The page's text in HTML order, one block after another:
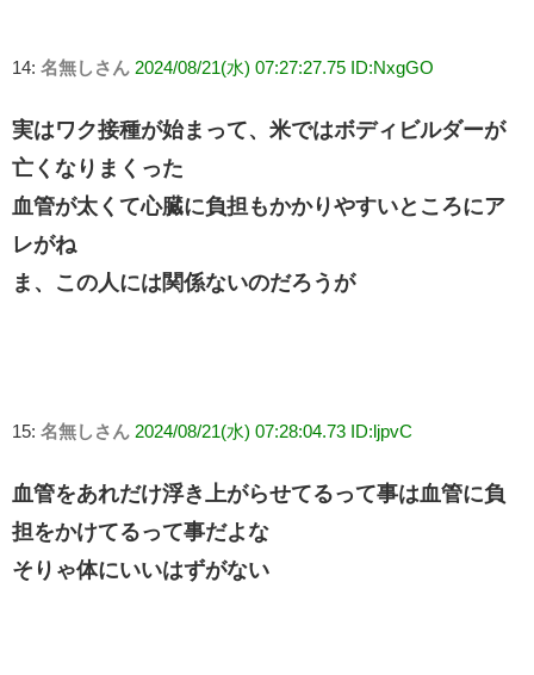
14: 名無しさん 2024/08/21(水) 07:27:27.75 ID:NxgGO
実はワク接種が始まって、米ではボディビルダーが
亡くなりまくった
血管が太くて心臓に負担もかかりやすいところにア
レがね
ま、この人には関係ないのだろうが
15: 名無しさん 2024/08/21(水) 07:28:04.73 ID:ljpvC
血管をあれだけ浮き上がらせてるって事は血管に負
担をかけてるって事だよな
そりゃ体にいいはずがない